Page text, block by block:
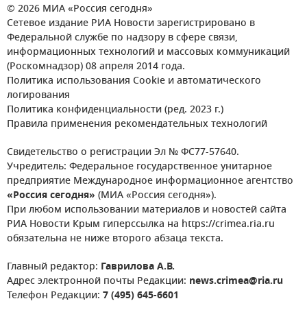
© 2026 МИА «Россия сегодня»
Сетевое издание РИА Новости зарегистрировано в
Федеральной службе по надзору в сфере связи,
информационных технологий и массовых коммуникаций
(Роскомнадзор) 08 апреля 2014 года.
Политика использования Cookie и автоматического
логирования
Политика конфиденциальности (ред. 2023 г.)
Правила применения рекомендательных технологий
Свидетельство о регистрации Эл № ФС77-57640.
Учредитель: Федеральное государственное унитарное
предприятие Международное информационное агентство
«Россия сегодня» (МИА «Россия сегодня»).
При любом использовании материалов и новостей сайта
РИА Новости Крым гиперссылка на https://crimea.ria.ru
обязательна не ниже второго абзаца текста.
Главный редактор: Гаврилова А.В.
Адрес электронной почты Редакции: news.crimea@ria.ru
Телефон Редакции: 7 (495) 645-6601